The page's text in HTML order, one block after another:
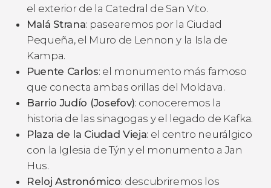
el exterior de la Catedral de San Vito.
Malá Strana: pasearemos por la Ciudad
Pequeña, el Muro de Lennon y la Isla de
Kampa.
Puente Carlos: el monumento más famoso
que conecta ambas orillas del Moldava.
Barrio Judío (Josefov): conoceremos la
historia de las sinagogas y el legado de Kafka.
Plaza de la Ciudad Vieja: el centro neurálgico
con la Iglesia de Týn y el monumento a Jan
Hus.
Reloj Astronómico: descubriremos los